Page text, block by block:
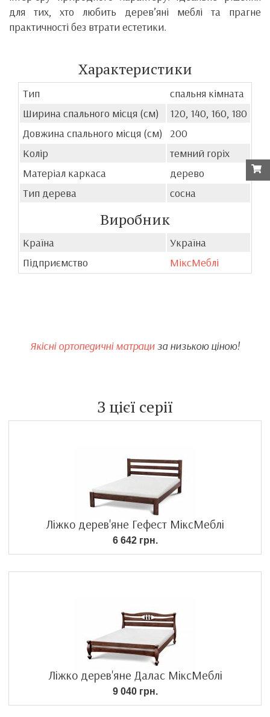
для тих, хто любить дерев’яні меблі та прагне
практичності без втрати естетики.
Характеристики
Тип
спальня кімната
Ширина спального місця (см)
120, 140, 160, 180
Довжина спального місця (см)
200
Колір
темний горіх
Матеріал каркаса
дерево
Тип дерева
сосна
Виробник
Країна
Україна
Підприємство
МіксМеблі
Якісні ортопедичні матрациза низькою ціною!
З цієї серії
Ліжко дерев'яне Гефест МіксМеблі
6 642 грн.
Ліжко дерев'яне Далас МіксМеблі
9 040 грн.